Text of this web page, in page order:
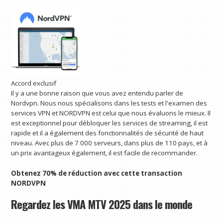
Accord exclusif
Il y a une bonne raison que vous avez entendu parler de
Nordvpn. Nous nous spécialisons dans les tests et l'examen des
services VPN et NORDVPN est celui que nous évaluons le mieux. Il
est exceptionnel pour débloquer les services de streaming, il est
rapide et il a également des fonctionnalités de sécurité de haut
niveau. Avec plus de 7 000 serveurs, dans plus de 110 pays, et à
un prix avantageux également, il est facile de recommander.
Obtenez 70% de réduction avec cette transaction
NORDVPN
Regardez les VMA MTV 2025 dans le monde